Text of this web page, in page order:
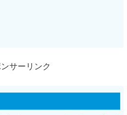
サーリンク